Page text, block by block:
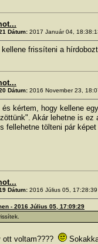
Dátum: 2017 Január 04,
kellene frissíteni a
Dátum: 2016 November 23,
és kértem, hogy kellene
Akár lehetne is
fellehetne tölteni pár
Dátum: 2016 Július 05,
- 2016 Július 05, 17:09:29
voltam????